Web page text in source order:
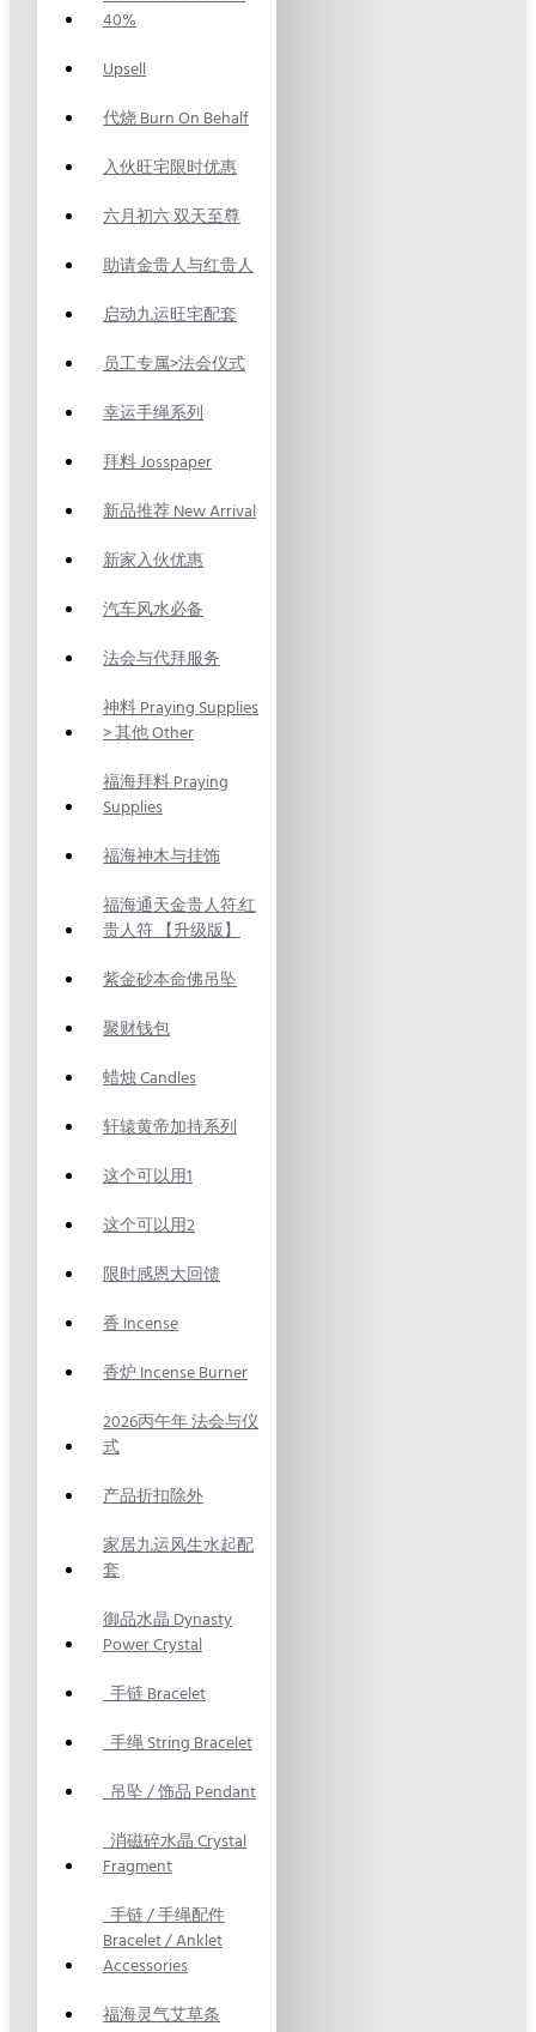
40%
Upsell
代烧 Burn On Behalf
入伙旺宅限时优惠
六月初六 双天至尊
助请金贵人与红贵人
启动九运旺宅配套
员工专属>法会仪式
幸运手绳系列
拜料 Josspaper
新品推荐 New Arrival
新家入伙优惠
汽车风水必备
法会与代拜服务
神料 Praying Supplies
> 其他 Other
福海拜料 Praying
Supplies
福海神木与挂饰
福海通天金贵人符.红
贵人符 【升级版】
紫金砂本命佛吊坠
聚财钱包
蜡烛 Candles
轩辕黄帝加持系列
这个可以用1
这个可以用2
限时感恩大回馈
香 Incense
香炉 Incense Burner
2026丙午年 法会与仪
式
产品折扣除外
家居九运风生水起配
套
御品水晶 Dynasty
Power Crystal
手链 Bracelet
手绳 String Bracelet
吊坠 / 饰品 Pendant
消磁碎水晶 Crystal
Fragment
手链 / 手绳配件
Bracelet / Anklet
Accessories
福海灵气艾草条